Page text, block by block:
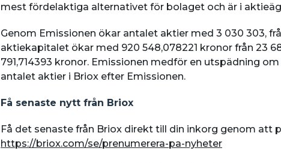
mest fördelaktiga alternativet för bolaget och är i
Genom Emissionen ökar antalet aktier med 3 030 303,
aktiekapitalet ökar med 920 548,078221 kronor från 23
791,714393 kronor. Emissionen medför en utspädning
antalet aktier i Briox efter Emissionen.
Få senaste nytt från Briox
Få det senaste från Briox direkt till din inkorg genom att
https://briox.com/se/prenumerera-pa-nyheter